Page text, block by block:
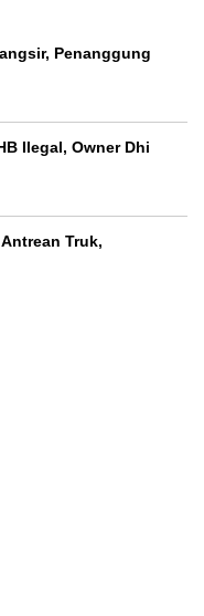
Penanggung
Ilegal, Owner Dhi
Truk,